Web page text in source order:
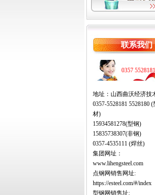
联系我们
0357 5528181
地址：山西曲沃经济技
0357-5528181 5528180
材)
15934581278(型钢)
15835738307(非钢)
0357-4535111 (焊丝)
集团网址：
www.lihengsteel.com
点钢网销售网址:
https://esteel.com/#/index
型钢网销售址: